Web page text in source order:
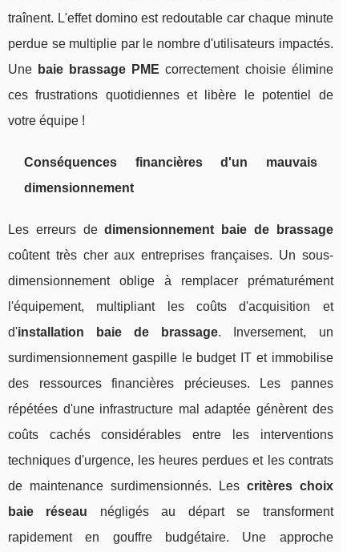
traînent. L'effet domino est redoutable car chaque minute
perdue se multiplie par le nombre d'utilisateurs impactés.
Une baie brassage PME correctement choisie élimine
ces frustrations quotidiennes et libère le potentiel de
votre équipe !
Conséquences financières d'un mauvais
dimensionnement
Les erreurs dedimensionnement baie de brassage
coûtent très cher aux entreprises françaises. Un sous-
dimensionnement oblige à remplacer prématurément
l'équipement, multipliant les coûts d'acquisition et
d'installation baie de brassage. Inversement, un
surdimensionnement gaspille le budget IT et immobilise
des ressources financières précieuses. Les pannes
répétées d'une infrastructure mal adaptée génèrent des
coûts cachés considérables entre les interventions
techniques d'urgence, les heures perdues et les contrats
de maintenance surdimensionnés. Les critères choix
baie réseau négligés au départ se transforment
rapidement en gouffre budgétaire. Une approche